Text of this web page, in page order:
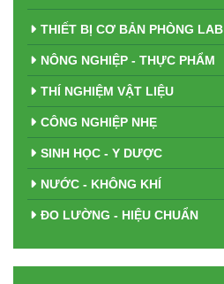
THIẾT BỊ CƠ BẢN PHÒNG LAB
NÔNG NGHIỆP - THỰC PHẨM
THÍ NGHIỆM VẬT LIỆU
CÔNG NGHIỆP NHẸ
SINH HỌC - Y DƯỢC
NƯỚC - KHÔNG KHÍ
ĐO LƯỜNG - HIỆU CHUẨN